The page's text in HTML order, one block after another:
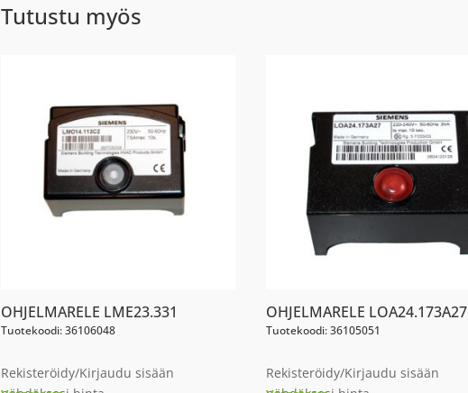
Tutustu myös
OHJELMARELE LME23.331
Tuotekoodi: 36106048
Rekisteröidy/Kirjaudu sisään
OHJELMARELE LOA24.173A27
Tuotekoodi: 36105051
Rekisteröidy/Kirjaudu sisään